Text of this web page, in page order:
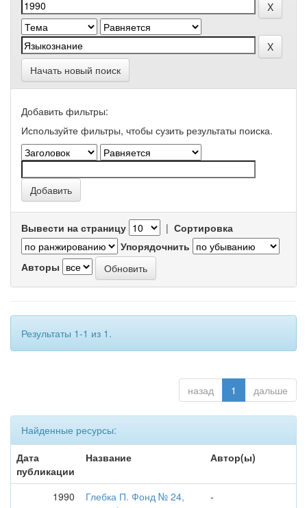
Начать новый поиск
Добавить фильтры:
Используйте фильтры, чтобы сузить результаты поиска.
Вывести на страницу | Сортировка
Упорядочнить
Авторы
Результаты 1-1 из 1.
назад 1 дальше
Найденные ресурсы:
Дата
публикации
Название Автор(ы)
1990
Глебка П. Фонд № 24,
-